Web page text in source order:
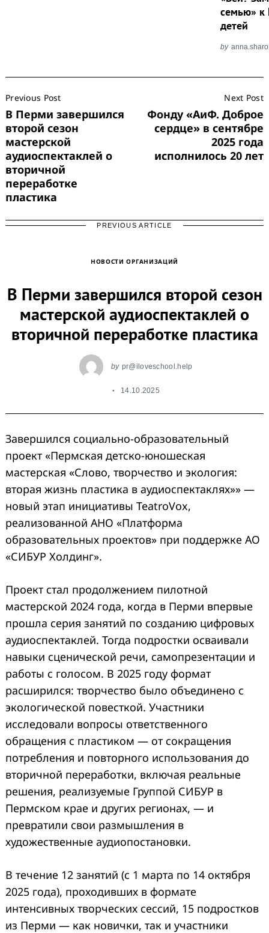
семью»
детей
by
Navigation
Previous Post
В Перми завершился
второй сезон
мастерской
аудиоспектаклей о
вторичной
переработке
пластика
Next Post
Фонду «АиФ. Доброе
сердце» в сентябре
2025 года
исполнилось 20 лет
PREVIOUS ARTICLE
НОВОСТИ ОРГАНИЗАЦИЙ
В Перми завершился второй сезон
мастерской аудиоспектаклей о
вторичной переработке пластика
by pr@iloveschool.help
14.10.2025
Завершился социально-образовательный
проект «Пермская детско-юношеская
мастерская «Слово, творчество и экология:
вторая жизнь пластика в аудиоспектаклях»» —
новый этап инициативы TeatroVox,
реализованной АНО «Платформа
образовательных проектов» при поддержке АО
«СИБУР Холдинг».
Проект стал продолжением пилотной
мастерской 2024 года, когда в Перми впервые
прошла серия занятий по созданию цифровых
аудиоспектаклей. Тогда подростки осваивали
навыки сценической речи, самопрезентации и
работы с голосом. В 2025 году формат
расширился: творчество было объединено с
экологической повесткой. Участники
исследовали вопросы ответственного
обращения с пластиком — от сокращения
потребления и повторного использования до
вторичной переработки, включая реальные
решения, реализуемые Группой СИБУР в
Пермском крае и других регионах, — и
превратили свои размышления в
художественные аудиопостановки.
В течение 12 занятий (с 1 марта по 14 октября
2025 года), проходивших в формате
интенсивных творческих сессий, 15 подростков
из Перми — как новички, так и участники